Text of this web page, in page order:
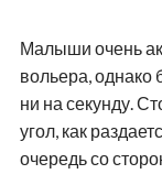
Малыши очень
вольера, однако
ни на секунду.
угол, как
очередь со